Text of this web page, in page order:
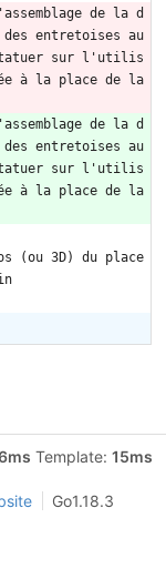
de la d
entretoises au
sur l'utilis
à la place de la
de la d
entretoises au
sur l'utilis
à la place de la
(ou 3D) du place
Template: 15ms
Go1.18.3